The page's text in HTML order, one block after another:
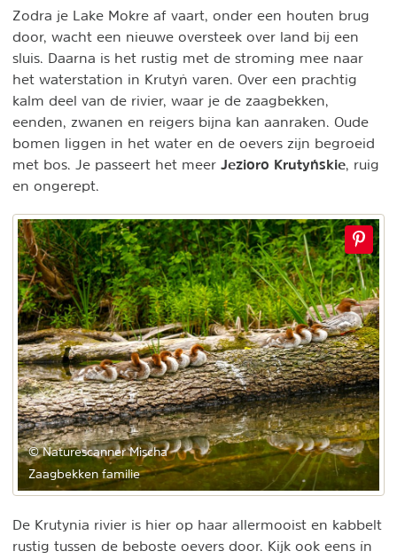
Zodra je Lake Mokre af vaart, onder een houten brug
door, wacht een nieuwe oversteek over land bij een
sluis. Daarna is het rustig met de stroming mee naar
het waterstation in Krutyń varen. Over een prachtig
kalm deel van de rivier, waar je de zaagbekken,
eenden, zwanen en reigers bijna kan aanraken. Oude
bomen liggen in het water en de oevers zijn begroeid
met bos. Je passeert het meer Jezioro Krutyńskie, ruig
en ongerept.
© Naturescanner Mischa
Zaagbekken familie
De Krutynia rivier is hier op haar allermooist en kabbelt
rustig tussen de beboste oevers door. Kijk ook eens ín